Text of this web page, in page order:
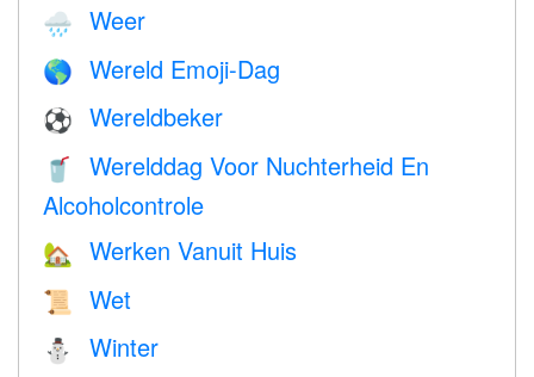
🌧 Weer
🌎 Wereld Emoji-Dag
⚽ Wereldbeker
🥤
Werelddag Voor Nuchterheid En
Alcoholcontrole
🏡 Werken Vanuit Huis
📜 Wet
⛄ Winter